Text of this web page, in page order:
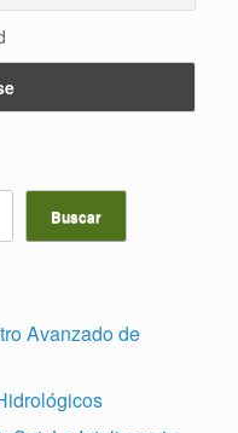
Buscar
Avanzado de